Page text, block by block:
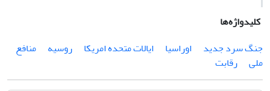
کلیدواژه‌ها
جنگ سرد جدید
اوراسیا ایالات متحده امریکا روسیه
منافع
ملی
رقابت